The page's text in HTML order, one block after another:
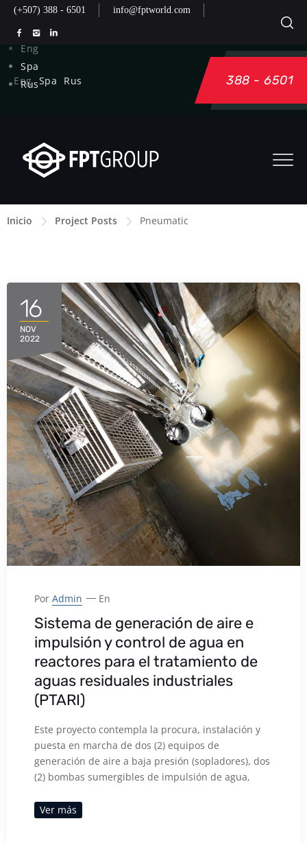
(+507) 388 - 6501 info@fptworld.com
Eng Spa Rus 388 - 6501
Inicio Project Posts Pneumatic
16
NOV
2022
Por Admin En
Sistema de generación de aire e
impulsión y control de agua en
reactores para el tratamiento de
aguas residuales industriales
(PTARI)
Este proyecto contempla la procura, instalación y
puesta en marcha de dos (2) equipos de
generación de aire a baja presión (sopladores), dos
(2) bombas sumergibles de impulsión de agua,
Ver más
Eng
Spa
Rus